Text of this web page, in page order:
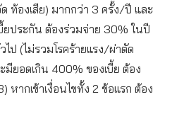
ท้องเสีย) มากกว่า 3 ครั้ง/ปี และ
ยประกัน ต้องร่วมจ่าย 30% ในปี
ไป (ไม่รวมโรคร้ายแรง/ผ่าตัด
ยอดเกิน 400% ของเบี้ย ต้อง
หากเข้าเงื่อนไขทั้ง 2 ข้อแรก ต้อง